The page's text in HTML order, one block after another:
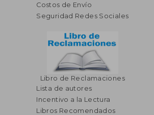
Costos de Envío
Seguridad Redes Sociales
Libro de Reclamaciones
Lista de autores
Incentivo a la Lectura
Libros Recomendados